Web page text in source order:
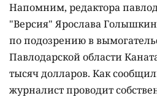
Напомним, редактора
"Версия" Ярослава
по подозрению в
Павлодарской области
тысяч долларов. Как
журналист проводит